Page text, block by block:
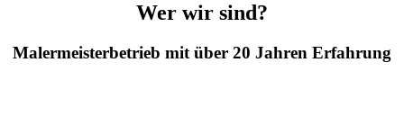
Wer wir sind?
Malermeisterbetrieb mit über 20 Jahren Erfahrung